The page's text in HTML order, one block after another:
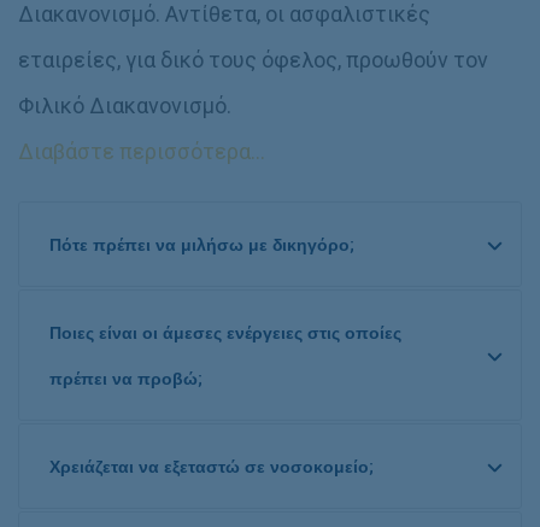
Διακανονισμό. Αντίθετα, οι ασφαλιστικές
εταιρείες, για δικό τους όφελος, προωθούν τον
Φιλικό Διακανονισμό.
Διαβάστε περισσότερα…
Πότε πρέπει να μιλήσω με δικηγόρο;
Ποιες είναι οι άμεσες ενέργειες στις οποίες
πρέπει να προβώ;
Χρειάζεται να εξεταστώ σε νοσοκομείο;